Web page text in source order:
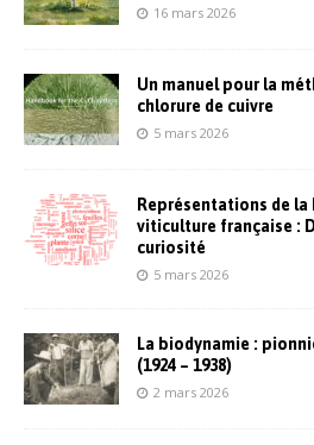
16 mars 2026
Un manuel pour la
chlorure de cuivre
5 mars 2026
Représentations de la
viticulture française :
curiosité
5 mars 2026
La biodynamie :
(1924 – 1938)
2 mars 2026